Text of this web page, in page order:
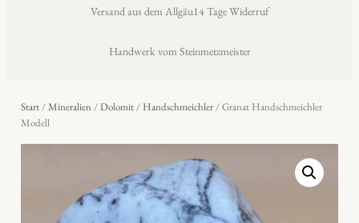
Versand aus dem Allgäu14 Tage Widerruf
Handwerk vom Steinmetzmeister
Start/Mineralien/Dolomit/ Handschmeichler/ Granat Handschmeichler
Modell